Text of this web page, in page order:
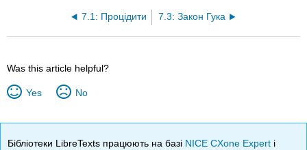
7.1: Процідити 7.3: Закон Гука
Was this article helpful?
Yes No
Бібліотеки LibreTexts працюють на базі NICE CXone Expert і